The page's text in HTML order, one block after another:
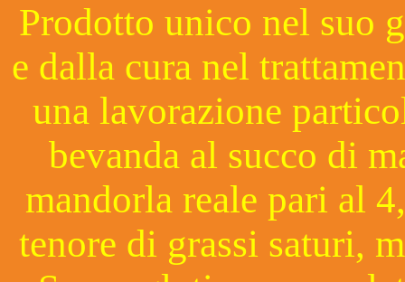
Prodotto unico nel suo
e dalla cura nel
una lavorazione
bevanda al succo di
mandorla reale pari al
tenore di grassi saturi,